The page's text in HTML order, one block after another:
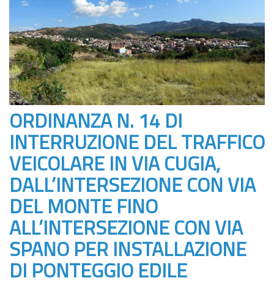
ORDINANZA N. 14 DI
INTERRUZIONE DEL TRAFFICO
VEICOLARE IN VIA CUGIA,
DALL’INTERSEZIONE CON VIA
DEL MONTE FINO
ALL’INTERSEZIONE CON VIA
SPANO PER INSTALLAZIONE
DI PONTEGGIO EDILE